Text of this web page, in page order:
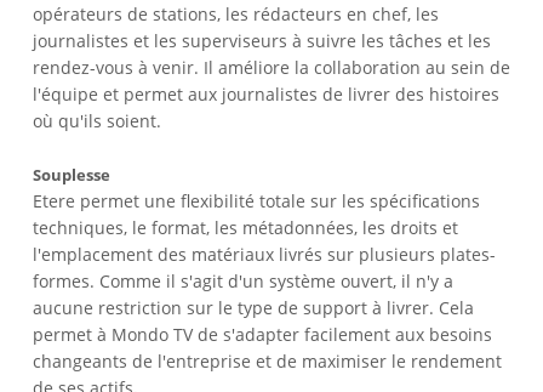
opérateurs de stations, les rédacteurs en chef, les
journalistes et les superviseurs à suivre les tâches et les
rendez-vous à venir. Il améliore la collaboration au sein de
l'équipe et permet aux journalistes de livrer des histoires
où qu'ils soient.
Souplesse
Etere permet une flexibilité totale sur les spécifications
techniques, le format, les métadonnées, les droits et
l'emplacement des matériaux livrés sur plusieurs plates-
formes. Comme il s'agit d'un système ouvert, il n'y a
aucune restriction sur le type de support à livrer. Cela
permet à Mondo TV de s'adapter facilement aux besoins
changeants de l'entreprise et de maximiser le rendement
de ses actifs.